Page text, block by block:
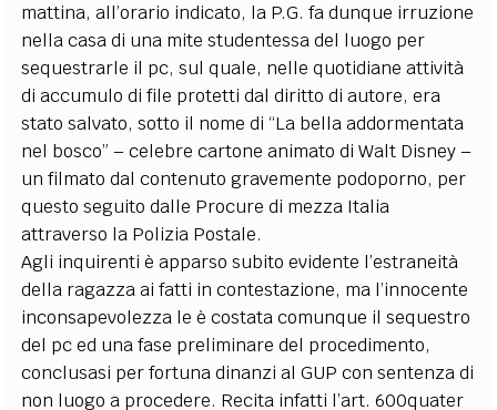
mattina, all’orario indicato, la P.G. fa dunque irruzione
nella casa di una mite studentessa del luogo per
sequestrarle il pc, sul quale, nelle quotidiane attività
di accumulo di file protetti dal diritto di autore, era
stato salvato, sotto il nome di “La bella addormentata
nel bosco” – celebre cartone animato di Walt Disney –
un filmato dal contenuto gravemente podoporno, per
questo seguito dalle Procure di mezza Italia
attraverso la Polizia Postale.
Agli inquirenti è apparso subito evidente l’estraneità
della ragazza ai fatti in contestazione, ma l’innocente
inconsapevolezza le è costata comunque il sequestro
del pc ed una fase preliminare del procedimento,
conclusasi per fortuna dinanzi al GUP con sentenza di
non luogo a procedere. Recita infatti l’art. 600quater